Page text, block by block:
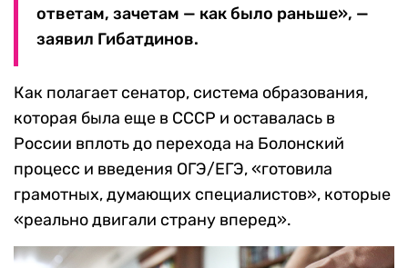
ответам, зачетам — как было раньше», —
заявил Гибатдинов.
Как полагает сенатор, система образования,
которая была еще в СССР и оставалась в
России вплоть до перехода на Болонский
процесс и введения ОГЭ/ЕГЭ, «готовила
грамотных, думающих специалистов», которые
«реально двигали страну вперед».